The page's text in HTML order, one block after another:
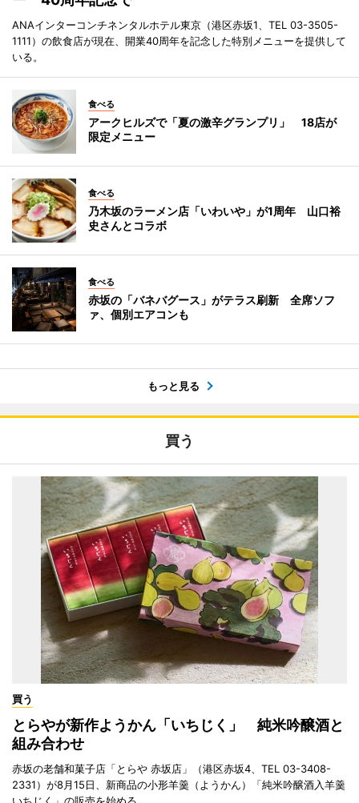
ANAインターコンチネンタルホテル東京（港区赤坂1、TEL 03-3505-
1111）の飲食店が現在、開業40周年を記念した特別メニューを提供して
いる。
食べる
アークヒルズで「夏の激辛グランプリ」 18店が
限定メニュー
食べる
乃木坂のラーメン店「いわいや」が1周年 山口裕
史さんとコラボ
食べる
赤坂の「バネバグース」がテラス刷新 全席ソフ
ァ、個別エアコンも
もっと見る
買う
買う
とらやが新作ようかん「いちじく」 純米吟醸酒と
組み合わせ
赤坂の老舗和菓子店「とらや 赤坂店」（港区赤坂4、TEL 03-3408-
2331）が8月15日、新商品の小形羊羹（ようかん）「純米吟醸酒入羊羹